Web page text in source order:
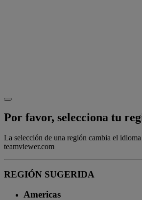
Por favor, selecciona tu
La selección de una región cambia el
teamviewer.com
REGIÓN SUGERIDA
Americas